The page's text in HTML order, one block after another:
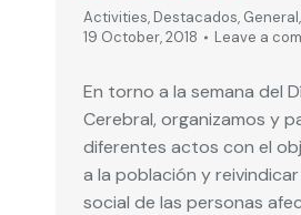
Activities, Destacados, General,
19 October, 2018
Leave a
En torno a la semana del
Cerebral, organizamos y
diferentes actos con el
a la población y
social de las personas